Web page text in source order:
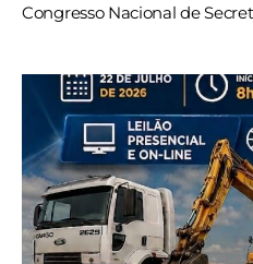
Congresso Nacional de